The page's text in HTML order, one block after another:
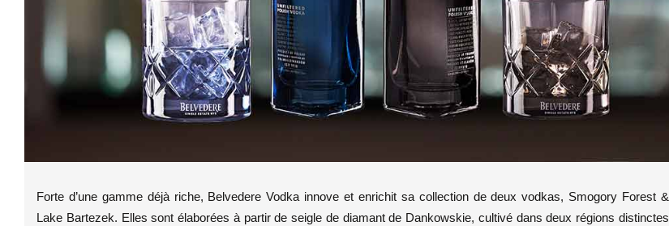
Forte d’une gamme déjà riche, Belvedere Vodka innove et enrichit sa collection de deux vodkas, Smogory Forest &
Lake Bartezek. Elles sont élaborées à partir de seigle de diamant de Dankowskie, cultivé dans deux régions distinctes